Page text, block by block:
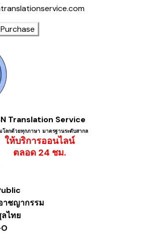
Purchase
Translation Service
โลกด้วยทุกภาษา ​มาตรฐานระดับสากล
ให้บริการออนไลน์
​ตลอด 24 ชม.
าชญากรรม
ไทย